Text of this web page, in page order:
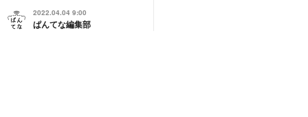
2022.04.04 9:00
ぱんてな編集部